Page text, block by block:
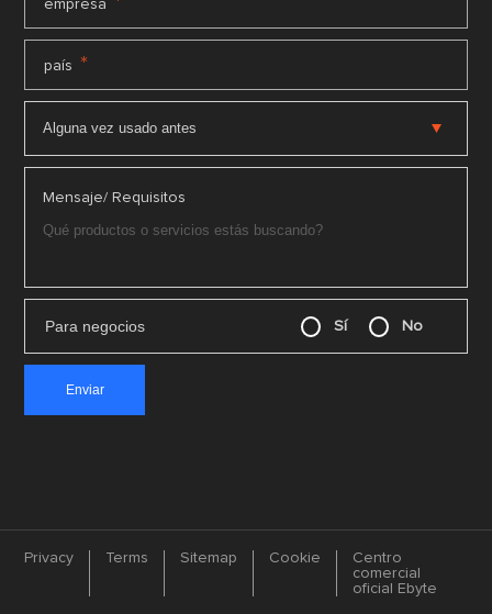
empresa
país *
Mensaje/ Requisitos
Para negocios Sí No
Privacy Terms Sitemap Cookie
Centro
comercial
oficial Ebyte